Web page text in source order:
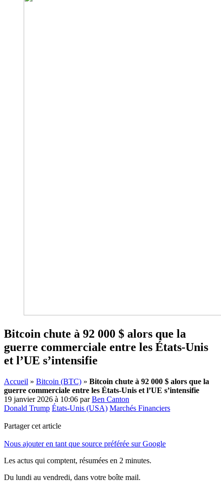
Bitcoin chute à 92 000 $ alors que la
guerre commerciale entre les États-Unis
et l’UE s’intensifie
Accueil » Bitcoin (BTC) » Bitcoin chute à 92 000 $ alors que la
guerre commerciale entre les États-Unis et l’UE s’intensifie
19 janvier 2026 à 10:06 parBen Canton
Donald Trump États-Unis (USA) Marchés Financiers
Partager cet article
Nous ajouter en tant que source préférée sur Google
Les actus qui comptent, résumées en 2 minutes.
Du lundi au vendredi, dans votre boîte mail.